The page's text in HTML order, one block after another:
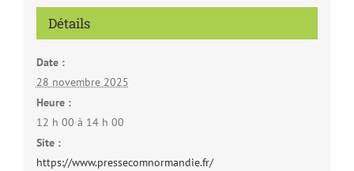
Détails
Date :
28 novembre 2025
Heure :
12 h 00 à 14 h 00
Site :
https://www.pressecomnormandie.fr/